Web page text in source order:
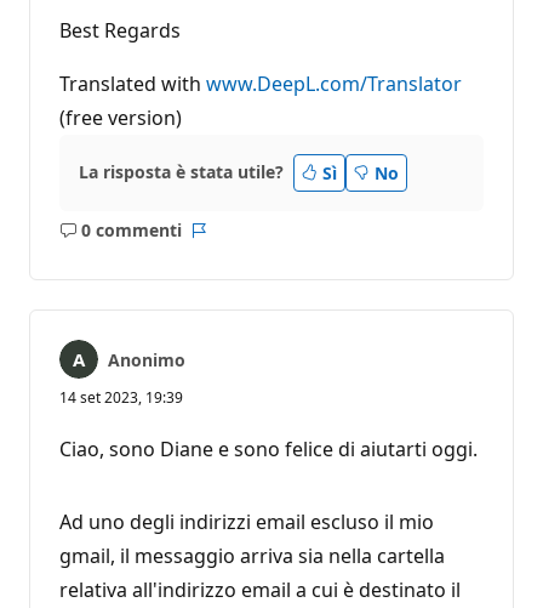
Best Regards
Translated with www.DeepL.com/Translator
(free version)
La risposta è stata utile? Sì No
0 commenti
Nessun
Anonimo
14 set 2023, 19:39
Ciao, sono Diane e sono felice di aiutarti oggi.
Ad uno degli indirizzi email escluso il mio
gmail, il messaggio arriva sia nella cartella
relativa all'indirizzo email a cui è destinato il